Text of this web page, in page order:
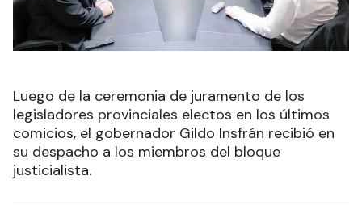
Luego de la ceremonia de juramento de los
legisladores provinciales electos en los últimos
comicios, el gobernador Gildo Insfrán recibió en
su despacho a los miembros del bloque
justicialista.